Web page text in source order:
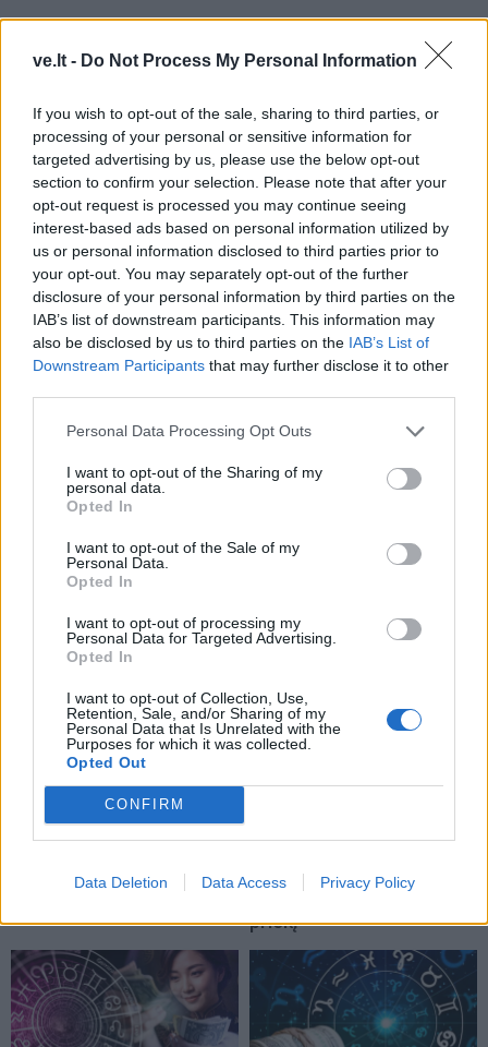
ve.lt - Do Not Process My Personal Information
If you wish to opt-out of the sale, sharing to third parties, or
processing of your personal or sensitive information for
targeted advertising by us, please use the below opt-out
section to confirm your selection. Please note that after your
opt-out request is processed you may continue seeing
interest-based ads based on personal information utilized by
us or personal information disclosed to third parties prior to
your opt-out. You may separately opt-out of the further
disclosure of your personal information by third parties on the
IAB’s list of downstream participants. This information may
also be disclosed by us to third parties on the IAB’s List of
Downstream Participants that may further disclose it to other
Personal Data Processing Opt Outs
I want to opt-out of the Sharing of my
personal data.
Opted In
I want to opt-out of the Sale of my
Personal Data.
Opted In
I want to opt-out of processing my
Personal Data for Targeted Advertising.
Opted In
I want to opt-out of Collection, Use,
Retention, Sale, and/or Sharing of my
Personal Data that Is Unrelated with the
Purposes for which it was collected.
Opted Out
CONFIRM
Data Deletion Data Access Privacy Policy
TAIP PAT SKAITYKITE
Horoskopai
horoskopas: Dvyniams –
seni įsitikinimai,
žmonės visai pakeliui į
Horoskopai
Trijų Zodiako ženklų
išvaizda šiandien gali
pasikeisti kardinaliai
Horoskopai
rugpjūčio 10–16 dienoms:
Beždžionėms – proveržis,
Drakonams – šuolis į
priekį